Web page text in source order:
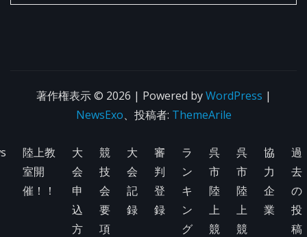
著作権表示 © 2026 | Powered byWordPress |
NewsExo、投稿者: ThemeArile
陸上教
室開
催！！
大
会
申
込
方
競
技
会
要
項
大
会
記
録
審
判
登
録
ラ
ン
キ
ン
グ
呉
市
陸
上
競
呉
市
陸
上
競
協
力
企
業
過
去
の
投
稿